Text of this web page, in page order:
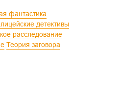
фантастика
детективы
расследование
Теория заговора